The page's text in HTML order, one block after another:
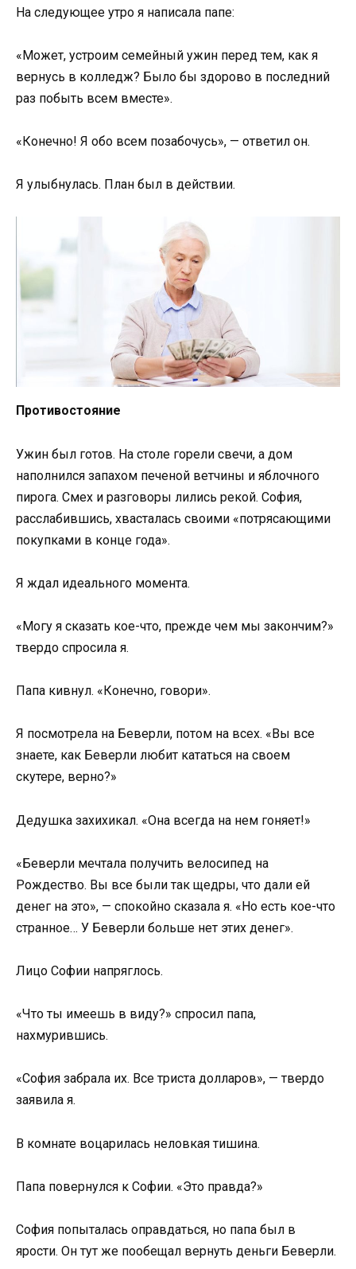
На следующее утро я написала папе:
«Может, устроим семейный ужин перед тем, как я
вернусь в колледж? Было бы здорово в последний
раз побыть всем вместе».
«Конечно! Я обо всем позабочусь», — ответил он.
Я улыбнулась. План был в действии.
Противостояние
Ужин был готов. На столе горели свечи, а дом
наполнился запахом печеной ветчины и яблочного
пирога. Смех и разговоры лились рекой. София,
расслабившись, хвасталась своими «потрясающими
покупками в конце года».
Я ждал идеального момента.
«Могу я сказать кое-что, прежде чем мы закончим?»
твердо спросила я.
Папа кивнул. «Конечно, говори».
Я посмотрела на Беверли, потом на всех. «Вы все
знаете, как Беверли любит кататься на своем
скутере, верно?»
Дедушка захихикал. «Она всегда на нем гоняет!»
«Беверли мечтала получить велосипед на
Рождество. Вы все были так щедры, что дали ей
денег на это», — спокойно сказала я. «Но есть кое-что
странное… У Беверли больше нет этих денег».
Лицо Софии напряглось.
«Что ты имеешь в виду?» спросил папа,
нахмурившись.
«София забрала их. Все триста долларов», — твердо
заявила я.
В комнате воцарилась неловкая тишина.
Папа повернулся к Софии. «Это правда?»
София попыталась оправдаться, но папа был в
ярости. Он тут же пообещал вернуть деньги Беверли.